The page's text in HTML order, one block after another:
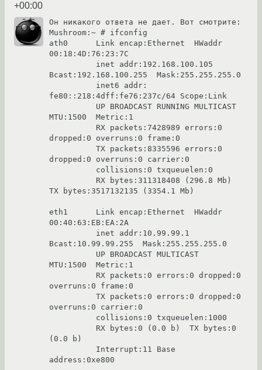
+00:00
Он никакого ответа не дает. Вот смотрите:
Mushroom:~ # ifconfig
ath0      Link encap:Ethernet  HWaddr
00:18:4D:76:23:7C
Bcast:192.168.100.255  Mask:255.255.255.0
fe80::218:4dff:fe76:237c/64 Scope:Link
MTU:1500  Metric:1
dropped:0 overruns:0 frame:0
dropped:0 overruns:0 carrier:0
TX bytes:3517132135 (3354.1 Mb)
eth1      Link encap:Ethernet  HWaddr
00:40:63:EB:EA:2A
Bcast:10.99.99.255  Mask:255.255.255.0
MTU:1500  Metric:1
overruns:0 frame:0
overruns:0 carrier:0
(0.0 b)
address:0xe800